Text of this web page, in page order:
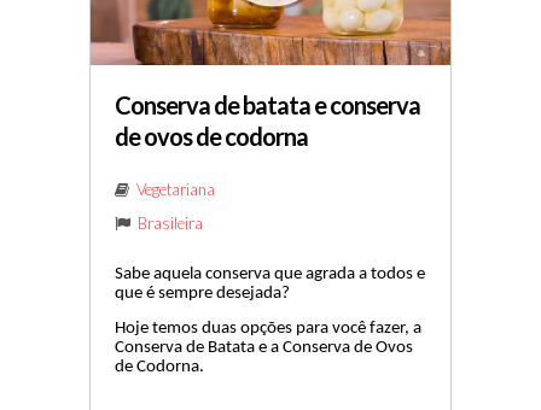
Conserva de batata e conserva
de ovos de codorna
Vegetariana
Brasileira
Sabe aquela conserva que agrada a todos e
que é sempre desejada?
Hoje temos duas opções para você fazer, a
Conserva de Batata e a Conserva de Ovos
de Codorna.